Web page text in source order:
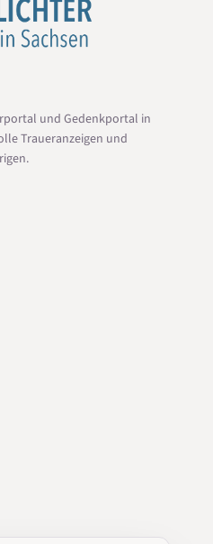
und Gedenkportal in
Traueranzeigen und